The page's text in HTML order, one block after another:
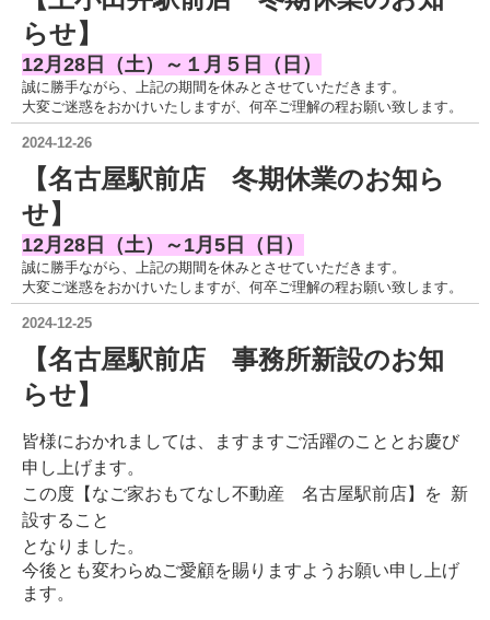
らせ】
12月28日（土）～１月５日（日）
誠に勝手ながら、上記の期間を休みとさせていただきます。
大変ご迷惑をおかけいたしますが、何卒ご理解の程お願い致します。
2024-12-26
【名古屋駅前店 冬期休業のお知ら
せ】
12月28日（土）～1月5日（日）
誠に勝手ながら、上記の期間を休みとさせていただきます。
大変ご迷惑をおかけいたしますが、何卒ご理解の程お願い致します。
2024-12-25
【名古屋駅前店 事務所新設のお知
らせ】
皆様におかれましては、ますますご活躍のこととお慶び
申し上げます。
この度【なご家おもてなし不動産 名古屋駅前店】を 新
設すること
となりました。
今後とも変わらぬご愛顧を賜りますようお願い申し上げ
ます。